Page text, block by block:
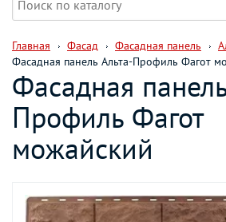
Главная Фасад Фасадная панель
Фасадная панель Альта-Профиль Фагот
Фасадная
Профиль Фагот
можайский